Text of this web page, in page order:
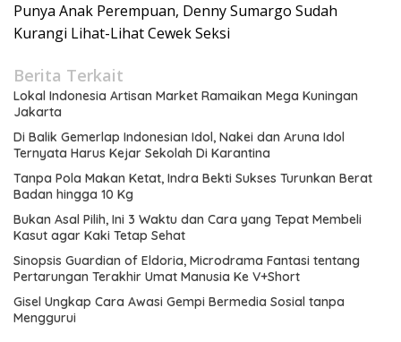
Punya Anak Perempuan, Denny Sumargo Sudah
Kurangi Lihat-Lihat Cewek Seksi
Berita Terkait
Lokal Indonesia Artisan Market Ramaikan Mega Kuningan
Jakarta
Di Balik Gemerlap Indonesian Idol, Nakei dan Aruna Idol
Ternyata Harus Kejar Sekolah Di Karantina
Tanpa Pola Makan Ketat, Indra Bekti Sukses Turunkan Berat
Badan hingga 10 Kg
Bukan Asal Pilih, Ini 3 Waktu dan Cara yang Tepat Membeli
Kasut agar Kaki Tetap Sehat
Sinopsis Guardian of Eldoria, Microdrama Fantasi tentang
Pertarungan Terakhir Umat Manusia Ke V+Short
Gisel Ungkap Cara Awasi Gempi Bermedia Sosial tanpa
Menggurui